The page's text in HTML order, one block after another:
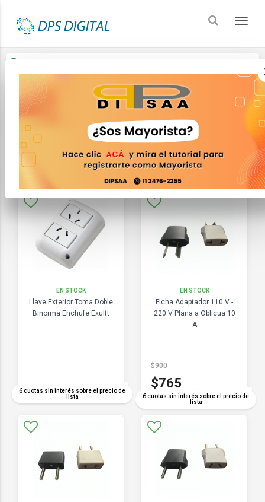
Inicio Electricidad
EN STOCK
Llave Exterior Toma Doble
Binorma Enchufe Exultt
6 cuotas sin interés sobre el precio de
lista
COMPARAR
EN STOCK
Ficha Adaptador 110 V -
220 V Plana a Oblicua 10
A
6 cuotas sin interés sobre el precio de
lista
$900
$765
COMPARAR